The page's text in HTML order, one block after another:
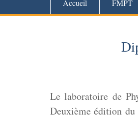
Accueil FMPT
Le laboratoire de
Deuxième édition